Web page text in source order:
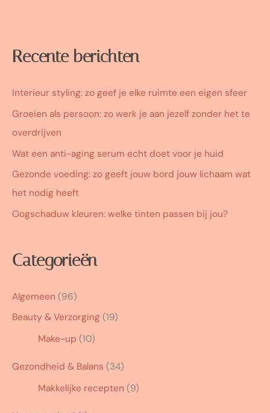
Recente berichten
Interieur styling: zo geef je elke ruimte een eigen sfeer
Groeien als persoon: zo werk je aan jezelf zonder het te
overdrijven
Wat een anti-aging serum echt doet voor je huid
Gezonde voeding: zo geeft jouw bord jouw lichaam wat
het nodig heeft
Oogschaduw kleuren: welke tinten passen bij jou?
Categorieën
Algemeen (96)
Beauty & Verzorging (19)
Make-up (10)
Gezondheid & Balans (34)
Makkelijke recepten (9)